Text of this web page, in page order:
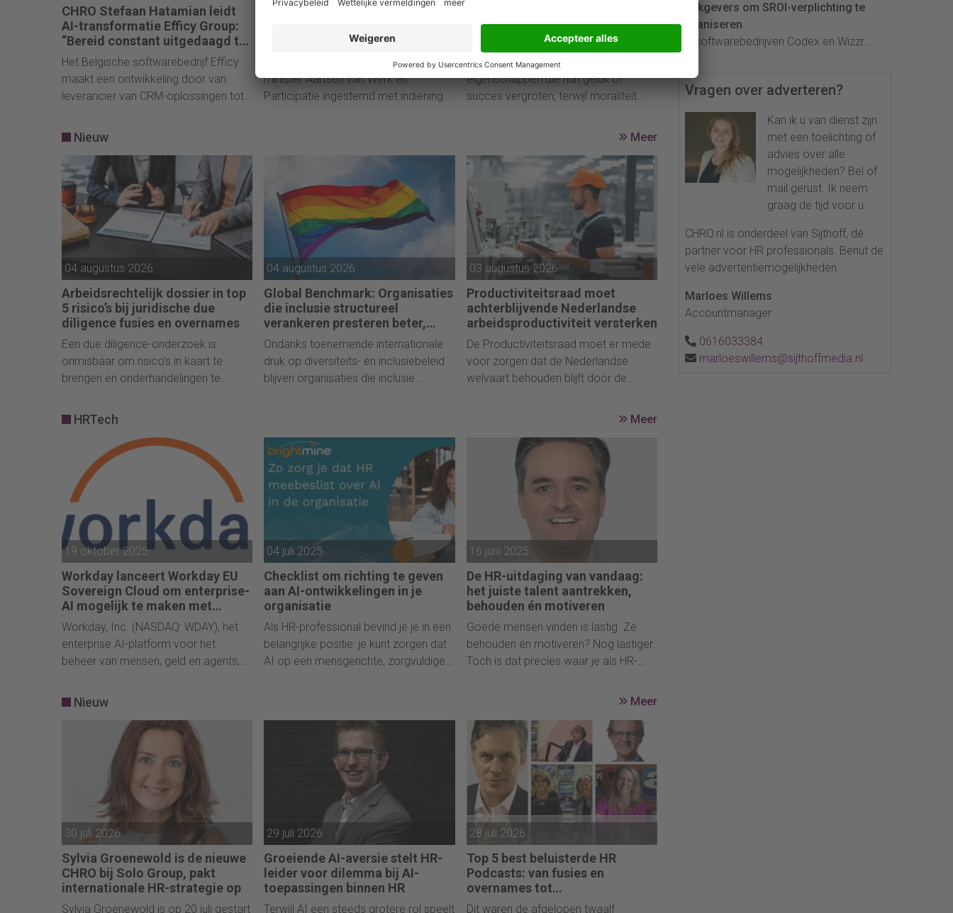
CHRO Stefaan Hatamian leidt
AI-transformatie Efficy Group:
“Bereid constant uitgedaagd te
worden”
Het Belgische softwarebedrijf Efficy
maakt een ontwikkeling door van
leverancier van CRM-oplossingen tot
company’. Onder leiding van Stefaan
ondergaat de onderneming een
spectaculaire AI-transformatie.
Werkgevers krijgen meer hulp
crisistijden te behouden
De ministerraad heeft op voorstel van
minister Aartsen van Werk en
Participatie ingestemd met indiening
overheid om kennis en expertise in
huis te houden tijdens crisissituaties.
moraliteit en waarom mensen
niet het juiste doen
Mensen richten zich vaak op
eigenschappen die hun geluk of
succes vergroten, terwijl moraliteit
denken dat die al op orde is — en juist
Leiders zouden daarom duidelijkheid
moeten scheppen door expliciet te
maken welke ethische normen binnen
de organisatie gelden.
Nieuw Meer
04 augustus 2026
Arbeidsrechtelijk dossier in top
5 risico’s bij juridische due
diligence fusies en overnames
Een due diligence-onderzoek is
onmisbaar om risico’s in kaart te
brengen en onderhandelingen te
staat in de top 5 van meest
04 augustus 2026
Global Benchmark: Organisaties
die inclusie structureel
verankeren presteren beter,
aantal daalt
Ondanks toenemende internationale
druk op diversiteits- en inclusiebeleid
blijven organisaties die inclusie
werkgevers worden beoordeeld op
hun lhbtiq+-inclusiebeleid.
03 augustus 2026
Productiviteitsraad moet
achterblijvende Nederlandse
arbeidsproductiviteit versterken
De Productiviteitsraad moet er mede
voor zorgen dat de Nederlandse
welvaart behouden blijft door de
Want die blijft al geruime tijd achter bij
HRTech Meer
19 oktober 2025
Workday lanceert Workday EU
Sovereign Cloud om enterprise-
AI mogelijk te maken met
volledige EU-dataresidentie en -
controle
Workday, Inc. (NASDAQ: WDAY), het
enterprise AI-platform voor het
beheer van mensen, geld en agents,
Sovereign Cloud. Deze nieuwe
Europese Unie de mogelijkheid om de
AI-gestuurde HR- en financiële
oplossingen van Workday te
gebruiken, terwijl hun gegevens veilig,
lokaal en volledig onder hun eigen
controle blijven.
04 juli 2025
Checklist om richting te geven
aan AI-ontwikkelingen in je
organisatie
Als HR-professional bevind je je in een
belangrijke positie: je kunt zorgen dat
AI op een mensgerichte, zorgvuldige
en richting te geven aan AI-
ontwikkelingen in je organisatie.
16 juni 2025
De HR-uitdaging van vandaag:
het juiste talent aantrekken,
behouden én motiveren
Goede mensen vinden is lastig. Ze
behouden én motiveren? Nog lastiger.
Toch is dat precies waar je als HR-
een krappe arbeidsmarkt maken
vaak het verschil. Maar hoe bied je
iets extra’s aan je medewerkers,
zonder dat het ten koste gaat van je
budget of de vrije ruimte binnen de
Werkkostenregeling (WKR)?
Nieuw Meer
30 juli 2026
Sylvia Groenewold is de nieuwe
CHRO bij Solo Group, pakt
internationale HR-strategie op
Sylvia Groenewold is op 20 juli gestart
29 juli 2026
Groeiende AI-aversie stelt HR-
leider voor dilemma bij AI-
toepassingen binnen HR
Terwijl AI een steeds grotere rol speelt
28 juli 2026
Top 5 best beluisterde HR
Podcasts: van fusies en
overnames tot
timemanagement en
Dit waren de afgelopen twaalf
werkgevers om SROI-verplichting te
organiseren
De softwarebedrijven Codex en Wizzr...
Vragen over adverteren?
Kan ik u van dienst zijn
met een toelichting of
advies over alle
mogelijkheden? Bel of
mail gerust. Ik neem
graag de tijd voor u.
CHRO.nl is onderdeel van Sijthoff, dé
partner voor HR professionals. Benut de
vele advertentiemogelijkheden.
Marloes Willems
Accountmanager
0616033384
marloeswillems@sijthoffmedia.nl